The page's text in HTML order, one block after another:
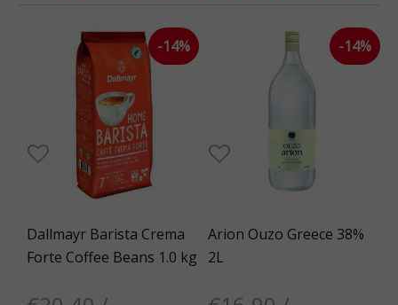
Dallmayr Barista Crema
Forte Coffee Beans 1.0 kg
-14%
Arion Ouzo Greece 38%
2L
-14%